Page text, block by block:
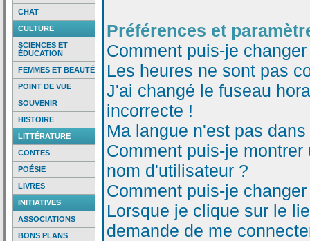
CHAT
CULTURE
SCIENCES ET
ÉDUCATION
FEMMES ET BEAUTÉ
POINT DE VUE
SOUVENIR
HISTOIRE
LITTÉRATURE
CONTES
POÉSIE
LIVRES
INITIATIVES
ASSOCIATIONS
BONS PLANS
Préférences et
Comment puis-je
Les heures ne sont pas
J'ai changé le fuseau
incorrecte !
Ma langue n'est pas
Comment puis-je
nom d'utilisateur ?
Comment puis-je
Lorsque je clique sur le
demande de me